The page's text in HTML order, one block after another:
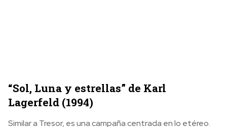
“Sol, Luna y estrellas” de Karl
Lagerfeld (1994)
Similar a Tresor, es una campaña centrada en lo etéreo.